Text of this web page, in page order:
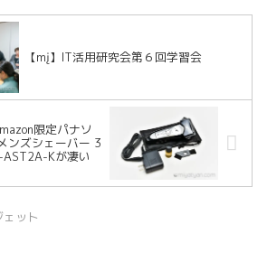
【mį】IT活用研究会第６回学習会
限定パナソ
ンズシェーバー 3
Kが凄い
ェット